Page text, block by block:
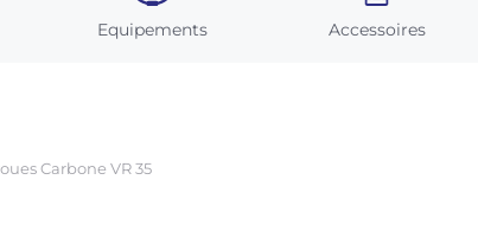
Equipements Accessoires
Carbone VR 35